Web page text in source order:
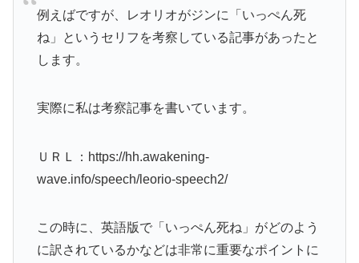
例えばですが、レオリオがジンに「いっぺん死
ね」というセリフを考察している記事があったと
します。
実際に私は考察記事を書いています。
ＵＲＬ：https://hh.awakening-
wave.info/speech/leorio-speech2/
この時に、英語版で「いっぺん死ね」がどのよう
に訳されているかなどは非常に重要なポイントに